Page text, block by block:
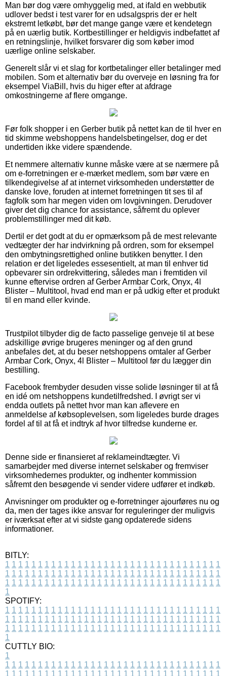
Man bør dog være omhyggelig med, at ifald en webbutik
udlover bedst i test varer for en udsalgspris der er helt
ekstremt letkøbt, bør det mange gange være et kendetegn
på en uærlig butik. Kortbestillinger er heldigvis indbefattet af
en retningslinje, hvilket forsvarer dig som køber imod
uærlige online selskaber.
Generelt slår vi et slag for kortbetalinger eller betalinger med
mobilen. Som et alternativ bør du overveje en løsning fra for
eksempel ViaBill, hvis du higer efter at afdrage
omkostningerne af flere omgange.
Før folk shopper i en Gerber butik på nettet kan de til hver en
tid skimme webshoppens handelsbetingelser, dog er det
undertiden ikke videre spændende.
Et nemmere alternativ kunne måske være at se nærmere på
om e-forretningen er e-mærket medlem, som bør være en
tilkendegivelse af at internet virksomheden understøtter de
danske love, foruden at internet forretningen tit ses til af
fagfolk som har megen viden om lovgivningen. Derudover
giver det dig chance for assistance, såfremt du oplever
problemstillinger med dit køb.
Dertil er det godt at du er opmærksom på de mest relevante
vedtægter der har indvirkning på ordren, som for eksempel
den ombytningsrettighed online butikken benytter. I den
relation er det ligeledes essesentielt, at man til enhver tid
opbevarer sin ordrekvittering, således man i fremtiden vil
kunne eftervise ordren af Gerber Armbar Cork, Onyx, 4l
Blister – Multitool, hvad end man er på udkig efter et produkt
til en mand eller kvinde.
Trustpilot tilbyder dig de facto passelige genveje til at bese
adskillige øvrige brugeres meninger og af den grund
anbefales det, at du beser netshoppens omtaler af Gerber
Armbar Cork, Onyx, 4l Blister – Multitool før du lægger din
bestilling.
Facebook frembyder desuden visse solide løsninger til at få
en idé om netshoppens kundetilfredshed. I øvrigt ser vi
endda outlets på nettet hvor man kan aflevere en
anmeldelse af købsoplevelsen, som ligeledes burde drages
fordel af til at få et indtryk af hvor tilfredse kunderne er.
Denne side er finansieret af reklameindtægter. Vi
samarbejder med diverse internet selskaber og fremviser
virksomhedernes produkter, og indhenter kommission
såfremt den besøgende vi sender videre udfører et indkøb.
Anvisninger om produkter og e-forretninger ajourføres nu og
da, men der tages ikke ansvar for reguleringer der muligvis
er iværksat efter at vi sidste gang opdaterede sidens
informationer.
BITLY:
1 1 1 1 1 1 1 1 1 1 1 1 1 1 1 1 1 1 1 1 1 1 1 1 1 1 1 1 1 1 1 1 1
1 1 1 1 1 1 1 1 1 1 1 1 1 1 1 1 1 1 1 1 1 1 1 1 1 1 1 1 1 1 1 1 1
1 1 1 1 1 1 1 1 1 1 1 1 1 1 1 1 1 1 1 1 1 1 1 1 1 1 1 1 1 1 1 1 1
1
SPOTIFY:
1 1 1 1 1 1 1 1 1 1 1 1 1 1 1 1 1 1 1 1 1 1 1 1 1 1 1 1 1 1 1 1 1
1 1 1 1 1 1 1 1 1 1 1 1 1 1 1 1 1 1 1 1 1 1 1 1 1 1 1 1 1 1 1 1 1
1 1 1 1 1 1 1 1 1 1 1 1 1 1 1 1 1 1 1 1 1 1 1 1 1 1 1 1 1 1 1 1 1
1
CUTTLY BIO:
1
1 1 1 1 1 1 1 1 1 1 1 1 1 1 1 1 1 1 1 1 1 1 1 1 1 1 1 1 1 1 1 1 1
1 1 1 1 1 1 1 1 1 1 1 1 1 1 1 1 1 1 1 1 1 1 1 1 1 1 1 1 1 1 1 1 1